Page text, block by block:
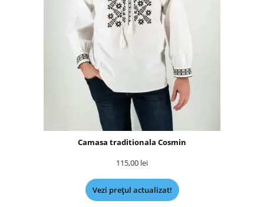
Camasa traditionala Cosmin
115,00 lei
Vezi prețul actualizat!